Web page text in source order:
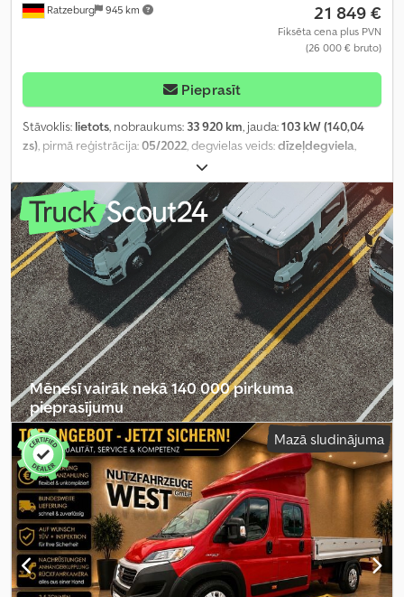
Ratzeburg 945 km 21 849 €
Fiksēta cena plus PVN
(26 000 € bruto)
Pieprasīt
Stāvoklis: lietots, nobraukums: 33 920 km, jauda:103 kW (140,04
zs), pirmā reģistrācija:05/2022, degvielas veids:dīzeļdegviela,
balts
emisijas klase:Euro 6, sēdvietu skaits:3, kopējais garums:6 363
mm, kopējais platums:2 050 mm, kopējais augstums: 2 522 mm,
Ražošanas gads:2022, Aprīkojums:ABS, centrālā atslēga,
elektroniskā stabilitātes programma (ESP), gaisa
kondicionēšana, kvēpu filtrs, navigācijas sistēma,
Mēnesī vairāk nekā 140 000 pirkuma
pieprasījumu
Izvēlēties tirgotāja paketiMazā sludinājuma